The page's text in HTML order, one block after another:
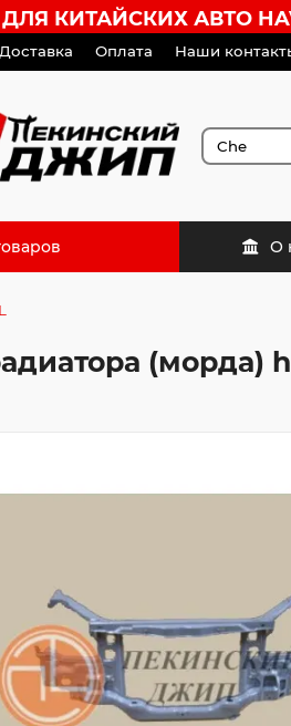
КИТАЙСКИХ АВТО
Доставка Оплата Наши
О
(морда)